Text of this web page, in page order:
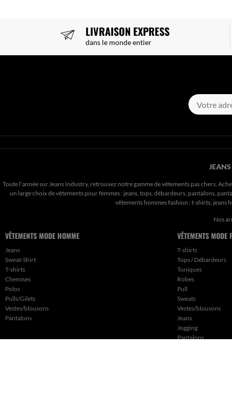
LIVRAISON EXPRESS
dans le monde entier
Toute l’année sur Jeans Industry, retrouvez notre gamme de vêtements pas chers.
un large choix de vêtements pour femmes : jeans, tops, débardeurs, pantalons,
vêtements hommes fashion : t-shirts,
Nos
VÊTEMENTS MODE HOMME
Jeans
Sweat-Shirt
T-shirts
Chemises
Polos
Pulls/Gilets
Vestes/blousons
Pantalons
VÊTEMENTS MODE
T-shirts
Tops / Débardeurs
Tuniques
Robes
Pull
Sweats
Vestes/blousons
Jeans
Jogging
Pantalons